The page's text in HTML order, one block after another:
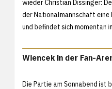
wieder Christian Dissinger:
der Nationalmannschaft eine
und befindet sich momentan
Wiencek in der Fan-
Die Partie am Sonnabend ist